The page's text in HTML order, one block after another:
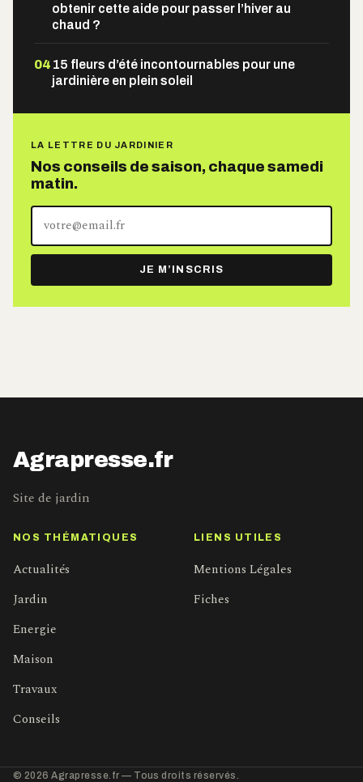
obtenir cette aide pour passer l’hiver au
chaud ?
04 15 fleurs d’été incontournables pour une
jardinière en plein soleil
LA LETTRE DU JARDINIER
Nos conseils de saison, chaque samedi
matin.
Votre
adresse
e-
mail
JE M’INSCRIS
Agrapresse.fr
Site de jardin
NOS THÉMATIQUES
Actualités
Jardin
Energie
Maison
Travaux
Conseils
LIENS UTILES
Mentions Légales
Fiches
© 2026 Agrapresse.fr — Tous droits réservés.